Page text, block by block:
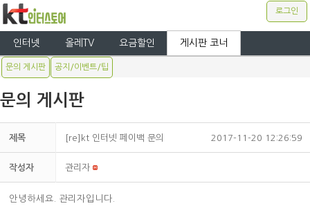
로그인
인터넷 올레TV 요금할인 게시판 코너
문의 게시판 공지/이벤트/팁
문의 게시판
제목 [re]kt 인터넷 페이백 문의 2017-11-20 12:26:59
작성자 관리자
안녕하세요. 관리자입니다.